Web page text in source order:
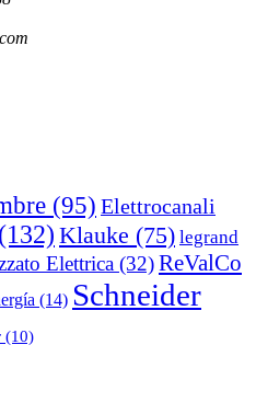
(95) Elettrocanali
(132) Klauke (75) legrand
Elettrica (32)ReValCo
(14) Schneider
(10)